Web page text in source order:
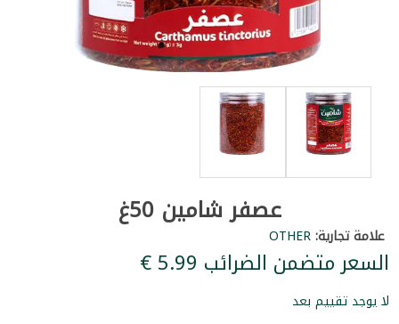
عصفر شامين 50غ
علامة تجارية:OTHER
السعر متضمن الضرائب ‏5.99 €
لا يوجد تقييم بعد